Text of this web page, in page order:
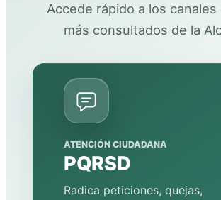
Accede rápido a los canales
más consultados de la
ATENCIÓN CIUDADANA
PQRSD
Radica peticiones, quejas,